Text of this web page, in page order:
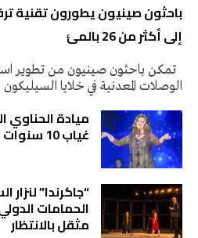
باحثون صينيون يطورون تقنية
إلى أكثر من 26 بالمئ
تمكن باحثون صينيون من تطوير
الوصلات المعدنية في خلايا
ميادة الحناوي
غياب 10 سنوات
“جاكرندا”
الحمامات
مثقل بالانتظار